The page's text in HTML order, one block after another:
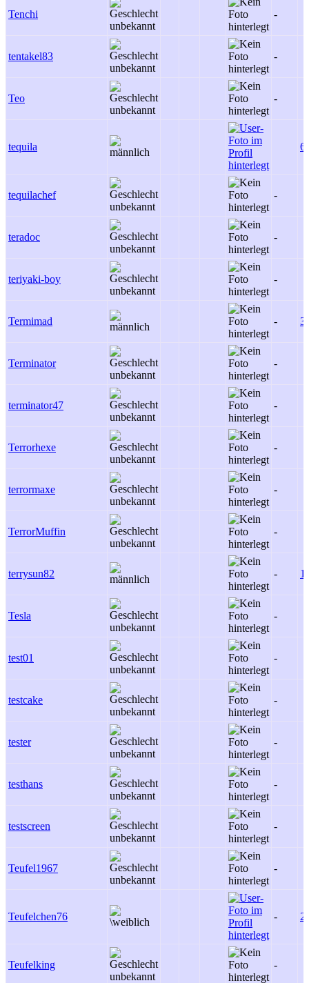
Tenchi -
tentakel83 -
Teo -
tequila 6
tequilachef -
teradoc -
teriyaki-boy -
Termimad - 3
Terminator -
terminator47 -
Terrorhexe -
terrormaxe -
TerrorMuffin -
terrysun82 - 1
Tesla -
test01 -
testcake -
tester -
testhans -
testscreen -
Teufel1967 -
Teufelchen76 - 2
Teufelking -